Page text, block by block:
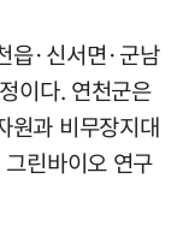
읍·신서면·군남
이다. 연천군은
원과 비무장지대
린바이오 연구